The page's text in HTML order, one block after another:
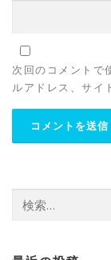
次回のコメントで
ルアドレス、サイ
索: